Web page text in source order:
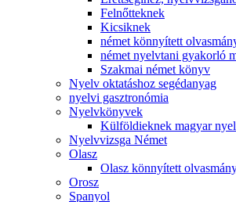
Felnőtteknek
Kicsiknek
német könnyített
német nyelvtani gyakorló
Szakmai német könyv
Nyelv oktatáshoz segédanyag
nyelvi gasztronómia
Nyelvkönyvek
Külföldieknek magyar
Nyelvvizsga Német
Olasz
Olasz könnyített
Orosz
Spanyol